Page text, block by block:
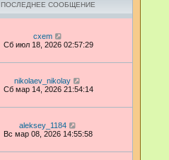
ПОСЛЕДНЕЕ СООБЩЕНИЕ
cxem
Сб июл 18, 2026 02:57:29
nikolaev_nikolay
Сб мар 14, 2026 21:54:14
aleksey_1184
Вс мар 08, 2026 14:55:58